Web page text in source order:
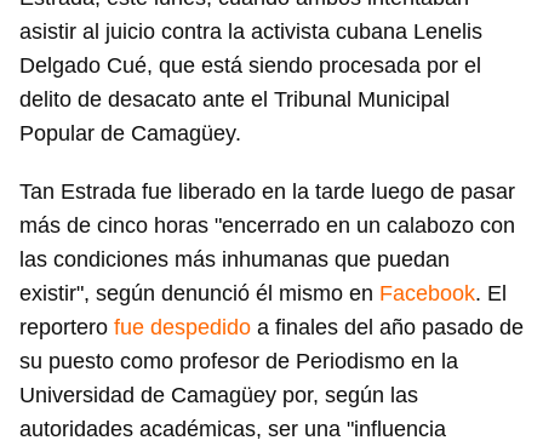
asistir al juicio contra la activista cubana Lenelis
Delgado Cué, que está siendo procesada por el
delito de desacato ante el Tribunal Municipal
Popular de Camagüey.
Tan Estrada fue liberado en la tarde luego de pasar
más de cinco horas "encerrado en un calabozo con
las condiciones más inhumanas que puedan
existir", según denunció él mismo en Facebook. El
reportero fue despedido a finales del año pasado de
su puesto como profesor de Periodismo en la
Universidad de Camagüey por, según las
autoridades académicas, ser una "influencia